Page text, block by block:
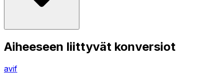
Aiheeseen liittyvät konversiot
avif